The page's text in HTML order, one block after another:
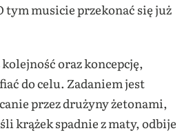
tym musicie przekonać się już
oraz koncepcję,
do celu. Zadaniem jest
przez drużyny żetonami,
krążek spadnie z maty, odbije